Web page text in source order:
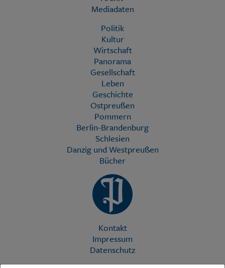
Mediadaten
Politik
Kultur
Wirtschaft
Panorama
Gesellschaft
Leben
Geschichte
Ostpreußen
Pommern
Berlin-Brandenburg
Schlesien
Danzig und Westpreußen
Bücher
Kontakt
Impressum
Datenschutz